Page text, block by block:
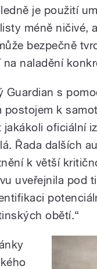
je použití
méně ničivé,
bezpečně
naladění
Guardian s
k
oficiální
Řada dalších
k větší
uveřejnila pod
obětí.“